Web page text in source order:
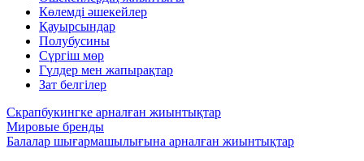
Көлемді әшекейлер
Қауырсындар
Полубусины
Сүргіш мөр
Гүлдер мен жапырақтар
Зат белгілер
Скрапбукингке арналған жиынтықтар
Мировые бренды
Балалар шығармашылығына арналған жиынтықтар